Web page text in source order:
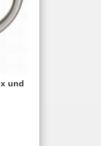
und